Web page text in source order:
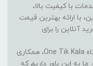
با کیفیت بالا،
با ارائه بهترین قیمت
آنلاین را برای
یکی از ویژگی های منحصر به فرد فروشگاه One Tik Kala، همکاری
به این باور داریم که